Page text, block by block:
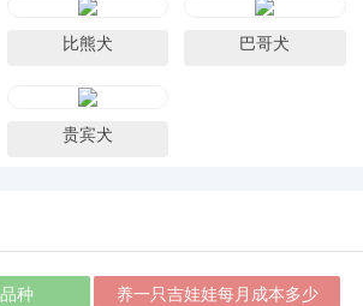
比熊犬 巴哥犬
贵宾犬
种 养一只吉娃娃每月成本多少